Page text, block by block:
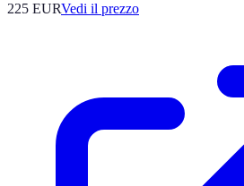
225 EURVedi il prezzo